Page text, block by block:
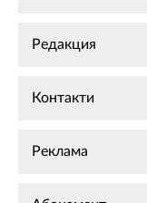
Редакция
Контакти
Реклама